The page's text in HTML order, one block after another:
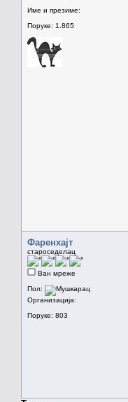
Име и презиме:
Поруке: 1.865
Фаренхајт
староседелац
Ван мреже
Пол:
Организација:
Поруке: 803